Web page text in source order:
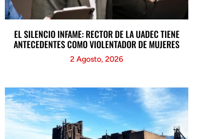
EL SILENCIO INFAME: RECTOR DE LA UADEC TIENE
ANTECEDENTES COMO VIOLENTADOR DE MUJERES
2 Agosto, 2026